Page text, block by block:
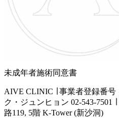
未成年者施術同意書
AIVE CLINIC ∣ 事業者登録番号
ク・ジュンヒョン 02-543-7501 ∣
路119, 5階 K-Tower (新沙洞)